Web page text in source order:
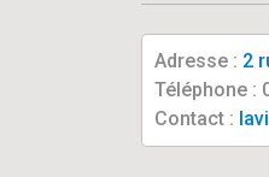
Adresse : 2
Téléphone :
Contact :